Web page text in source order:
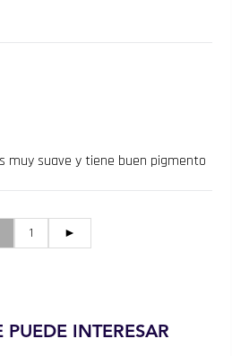
muy suave y tiene buen pigmento
1 ►
PUEDE INTERESAR